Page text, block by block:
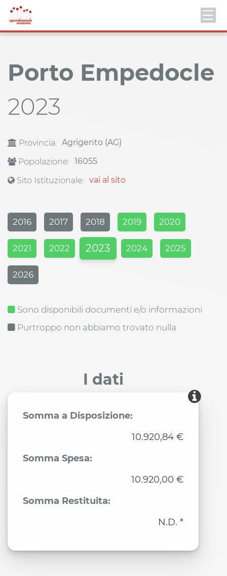
Porto Empedocle
2023
Provincia: Agrigento (AG)
Popolazione: 16055
Sito Istituzionale: vai al sito
2016 2017 2018 2019 2020
2021 2022 2023 2024 2025
2026
Sono disponibili documenti e/o informazioni
Purtroppo non abbiamo trovato nulla
I dati
Somma a Disposizione:
10.920,84 €
Somma Spesa:
10.920,00 €
Somma Restituita:
N.D. *